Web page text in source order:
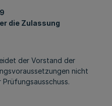
die Zulassung
der Vorstand der
nicht